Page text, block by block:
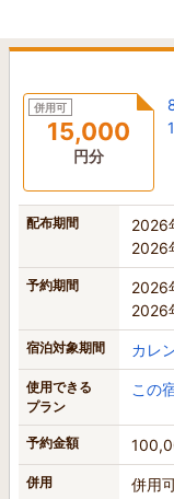
併用可
15,000
円分
配布期間
2026
2026
予約期間
2026
2026
宿泊対象期間 カレ
使用できる
プラン
この
予約金額
併用 併用